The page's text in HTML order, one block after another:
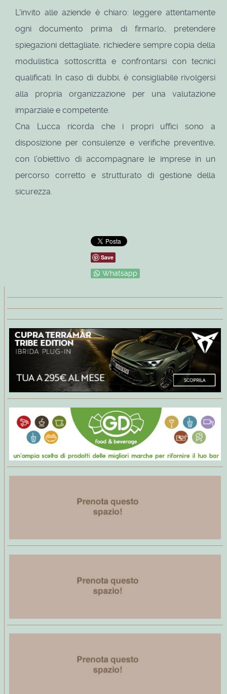
L'invito alle aziende è chiaro: leggere attentamente
ogni documento prima di firmarlo, pretendere
spiegazioni dettagliate, richiedere sempre copia della
modulistica sottoscritta e confrontarsi con tecnici
qualificati. In caso di dubbi, è consigliabile rivolgersi
alla propria organizzazione per una valutazione
imparziale e competente.
Cna Lucca ricorda che i propri uffici sono a
disposizione per consulenze e verifiche preventive,
con l'obiettivo di accompagnare le imprese in un
percorso corretto e strutturato di gestione della
sicurezza.
Save
Whatsapp